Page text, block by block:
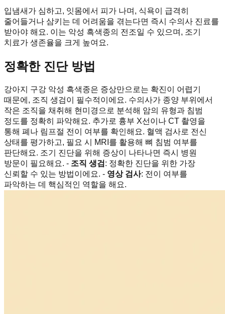
입냄새가 심하고, 잇몸에서 피가 나며, 식욕이 급격히
줄어들거나 삼키는 데 어려움을 겪는다면 즉시 수의사 진료를
받아야 해요. 이는 악성 흑색종의 전조일 수 있으며, 조기
치료가 생존율을 크게 높여요.
정확한 진단 방법
강아지 구강 악성 흑색종은 증상만으로는 확진이 어렵기
때문에, 조직 생검이 필수적이에요. 수의사가 종양 부위에서
작은 조직을 채취해 현미경으로 분석해 암의 유형과 침범
정도를 정확히 파악해요. 추가로 흉부 X선이나 CT 촬영을
통해 폐나 림프절 전이 여부를 확인해요. 혈액 검사로 전신
상태를 평가하고, 필요 시 MRI를 활용해 뼈 침범 여부를
판단해요. 조기 진단을 위해 증상이 나타나면 즉시 병원
방문이 필요해요. - 조직 생검 : 정확한 진단을 위한 가장
신뢰할 수 있는 방법이에요. - 영상 검사: 전이 여부를
파악하는 데 핵심적인 역할을 해요.